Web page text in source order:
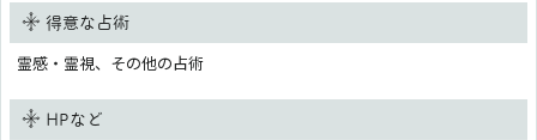
得意な占術
霊感・霊視、その他の占術
HPなど